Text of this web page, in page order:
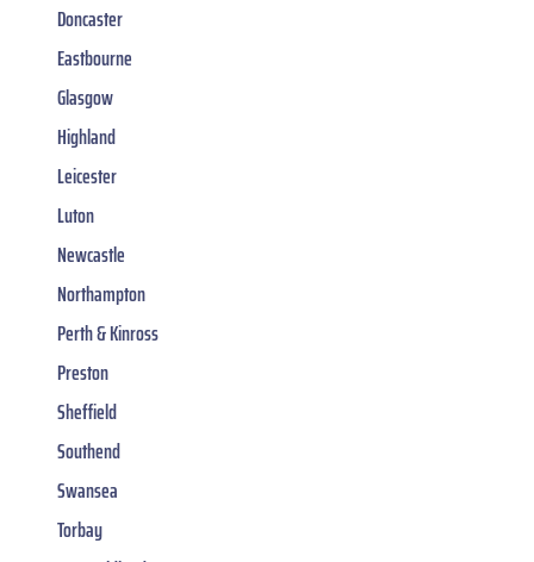
Doncaster
Eastbourne
Glasgow
Highland
Leicester
Luton
Newcastle
Northampton
Perth & Kinross
Preston
Sheffield
Southend
Swansea
Torbay